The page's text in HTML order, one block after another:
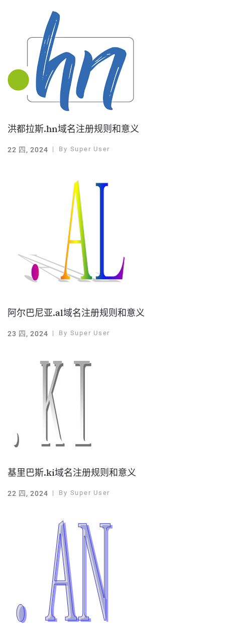
洪都拉斯.hn域名注册规则和意义
22 四, 2024 By Super User
阿尔巴尼亚.al域名注册规则和意义
23 四, 2024 By Super User
基里巴斯.ki域名注册规则和意义
22 四, 2024 By Super User